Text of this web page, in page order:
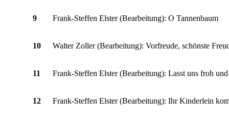
9 Frank-Steffen Elster (Bearbeitung): O Tannenbaum
10 Walter Zoller (Bearbeitung): Vorfreude, schönste
11 Frank-Steffen Elster (Bearbeitung): Lasst uns froh
12 Frank-Steffen Elster (Bearbeitung): Ihr Kinderlein